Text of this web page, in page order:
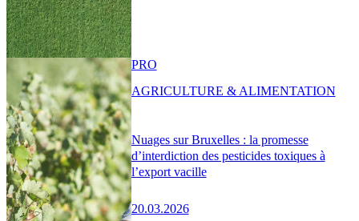
Nuages sur Bruxelles : la promesse
d’interdiction des pesticides toxiques à
l’export vacille
20.03.2026
PRO
AGRICULTURE & ALIMENTATION